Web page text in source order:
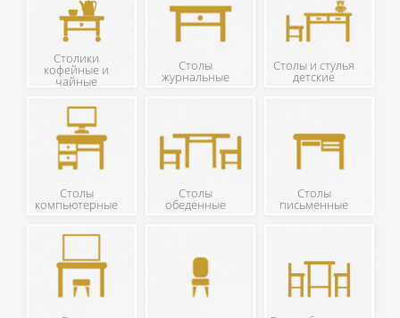
Столики
кофейные и
чайные
Столы
журнальные
Столы и стулья
детские
Столы
компьютерные
Столы
обеденные
Столы
письменные